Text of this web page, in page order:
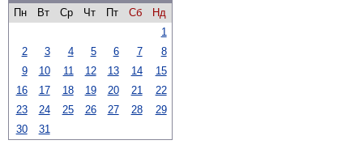
Пн
Вт Ср Чт Пт Сб
Нд
1
2
3 4 5 6 7
8
9
10 11 12 13 14
15
16
17 18 19 20 21
22
23
24 25 26 27 28
29
30
31